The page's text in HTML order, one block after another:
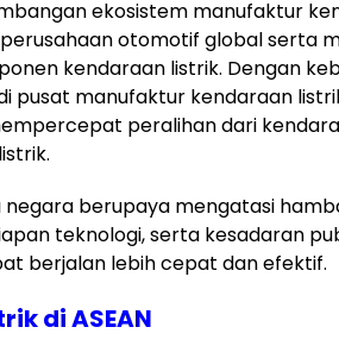
ekosistem manufaktur
otomotif global serta
kendaraan listrik. Dengan
pusat manufaktur kendaraan
peralihan dari
negara berupaya mengatasi
teknologi, serta kesadaran
berjalan lebih cepat dan efektif.
di ASEAN